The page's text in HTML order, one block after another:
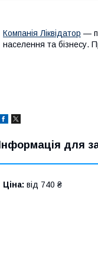
Компанія Ліквідатор —
населення та бізнесу.
Інформація для
Ціна: від 740 ₴